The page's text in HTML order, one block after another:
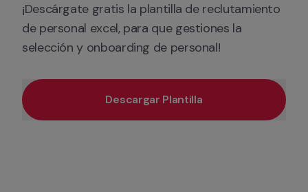
¡Descárgate gratis la plantilla de reclutamiento
de personal excel, para que gestiones la
selección y onboarding de personal!
Descargar Plantilla